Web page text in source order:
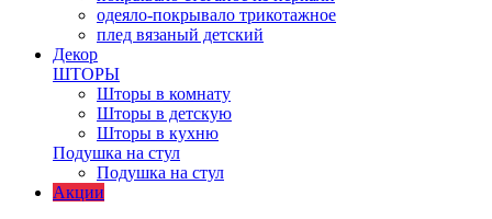
одеяло-покрывало трикотажное
плед вязаный детский
Декор
ШТОРЫ
Шторы в комнату
Шторы в детскую
Шторы в кухню
Подушка на стул
Подушка на стул
Акции